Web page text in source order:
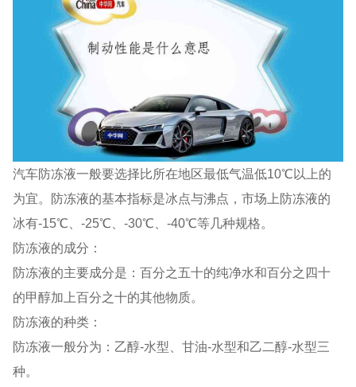
汽车防冻液一般要选择比所在地区最低气温低10℃以上的
为宜。防冻液的基本指标是冰点与沸点，市场上防冻液的
冰有-15℃、-25℃、-30℃、-40℃等几种规格。
防冻液的成分：
防冻液的主要成分是：百分之五十的纯净水和百分之四十
的甲醇加上百分之十的其他物质。
防冻液的种类：
防冻液一般分为：乙醇-水型、甘油-水型和乙二醇-水型三
种。